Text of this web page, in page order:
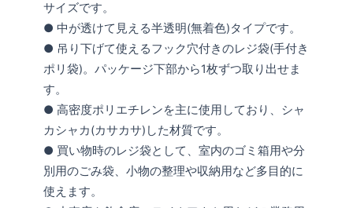
サイズです。
● 中が透けて見える半透明(無着色)タイプです。
● 吊り下げて使えるフック穴付きのレジ袋(手付き
ポリ袋)。パッケージ下部から1枚ずつ取り出せま
す。
● 高密度ポリエチレンを主に使用しており、シャ
カシャカ(カサカサ)した材質です。
● 買い物時のレジ袋として、室内のゴミ箱用や分
別用のごみ袋、小物の整理や収納用など多目的に
使えます。